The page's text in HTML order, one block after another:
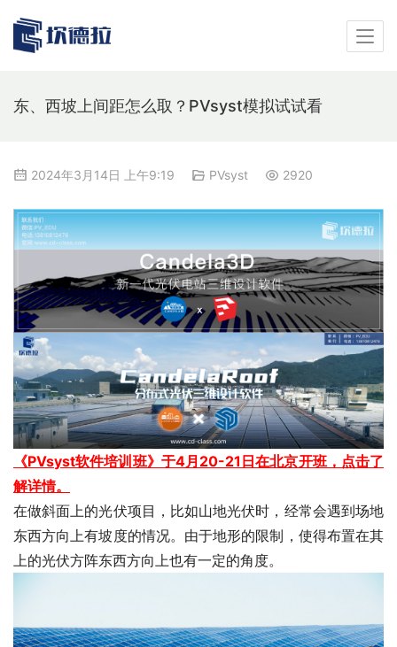
东、西坡上间距怎么取？PVsyst模拟试试看
2024年3月14日 上午9:19 PVsyst 2920
《PVsyst软件培训班》于4月20-21日在北京开班，点击了
解详情。
在做斜面上的光伏项目，比如山地光伏时，经常会遇到场地
东西方向上有坡度的情况。由于地形的限制，使得布置在其
上的光伏方阵东西方向上也有一定的角度。